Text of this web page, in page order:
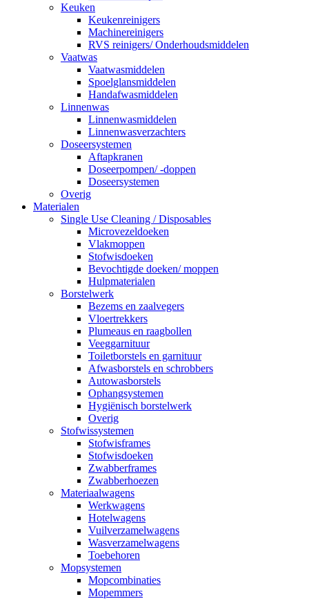
Keuken
Keukenreinigers
Machinereinigers
RVS reinigers/ Onderhoudsmiddelen
Vaatwas
Vaatwasmiddelen
Spoelglansmiddelen
Handafwasmiddelen
Linnenwas
Linnenwasmiddelen
Linnenwasverzachters
Doseersystemen
Aftapkranen
Doseerpompen/ -doppen
Doseersystemen
Overig
Materialen
Single Use Cleaning / Disposables
Microvezeldoeken
Vlakmoppen
Stofwisdoeken
Bevochtigde doeken/ moppen
Hulpmaterialen
Borstelwerk
Bezems en zaalvegers
Vloertrekkers
Plumeaus en raagbollen
Veeggarnituur
Toiletborstels en garnituur
Afwasborstels en schrobbers
Autowasborstels
Ophangsystemen
Hygiënisch borstelwerk
Overig
Stofwissystemen
Stofwisframes
Stofwisdoeken
Zwabberframes
Zwabberhoezen
Materiaalwagens
Werkwagens
Hotelwagens
Vuilverzamelwagens
Wasverzamelwagens
Toebehoren
Mopsystemen
Mopcombinaties
Mopemmers